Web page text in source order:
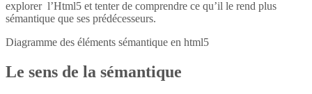
explorer l’Html5 et tenter de comprendre ce qu’il le rend plus
sémantique que ses prédécesseurs.
Diagramme des éléments sémantique en html5
Le sens de la sémantique